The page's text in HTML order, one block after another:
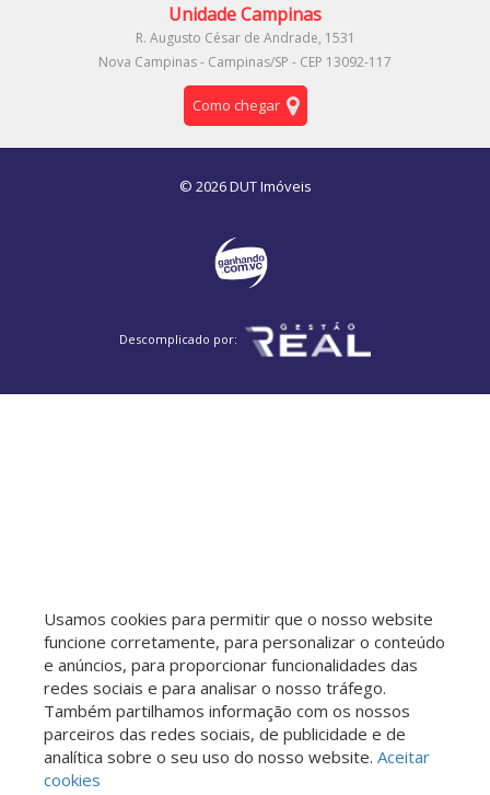
Unidade Campinas
R. Augusto César de Andrade, 1531
Nova Campinas - Campinas/SP - CEP 13092-117
Como chegar
© 2026 DUT Imóveis
Descomplicado por:
Usamos cookies para permitir que o nosso website
funcione corretamente, para personalizar o conteúdo
e anúncios, para proporcionar funcionalidades das
redes sociais e para analisar o nosso tráfego.
Também partilhamos informação com os nossos
parceiros das redes sociais, de publicidade e de
analítica sobre o seu uso do nosso website. Aceitar
cookies